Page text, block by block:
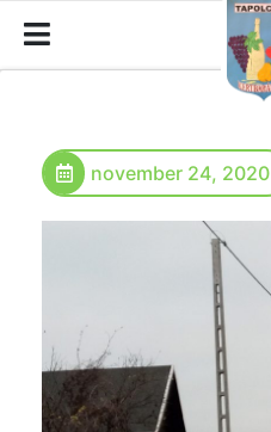
november 24, 2020